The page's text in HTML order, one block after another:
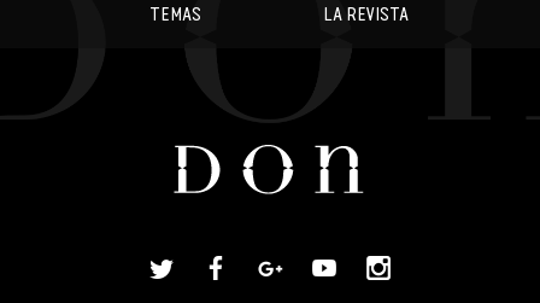
TEMAS LA REVISTA